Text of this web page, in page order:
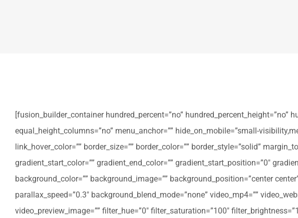
[fusion_builder_container hundred_percent=”no” hundred_percent_height=”no”
equal_height_columns=”no” menu_anchor=”” hide_on_mobile=”small-
link_hover_color=”” border_size=”” border_color=”” border_style=”solid”
gradient_start_color=”” gradient_end_color=”” gradient_start_position=”0″
background_color=”” background_image=”” background_position=”center
parallax_speed=”0.3″ background_blend_mode=”none” video_mp4=””
video_preview_image=”” filter_hue=”0″ filter_saturation=”100″